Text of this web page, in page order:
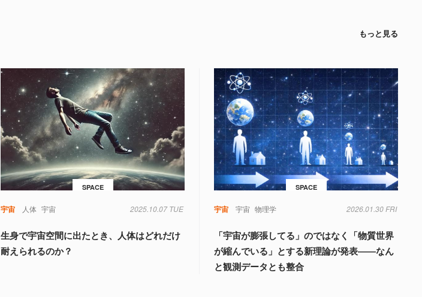
もっと見る
SPACE
宇宙 人体 宇宙 2025.10.07 TUE
生身で宇宙空間に出たとき、人体はどれだけ
耐えられるのか？
SPACE
宇宙 宇宙 物理学 2026.01.30 FRI
「宇宙が膨張してる」のではなく「物質世界
が縮んでいる」とする新理論が発表――なん
と観測データとも整合